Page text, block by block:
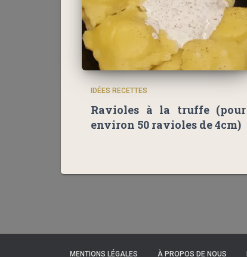
IDÉES RECETTES
Ravioles à la truffe (pour
environ 50 ravioles de 4cm)
MENTIONS LÉGALES À PROPOS DE NOUS